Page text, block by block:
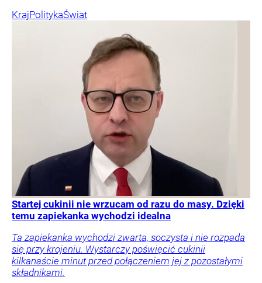
KrajPolitykaŚwiat
Startej cukinii nie wrzucam od razu do masy. Dzięki
temu zapiekanka wychodzi idealna
Ta zapiekanka wychodzi zwarta, soczysta i nie rozpada
się przy krojeniu. Wystarczy poświęcić cukinii
kilkanaście minut przed połączeniem jej z pozostałymi
składnikami.